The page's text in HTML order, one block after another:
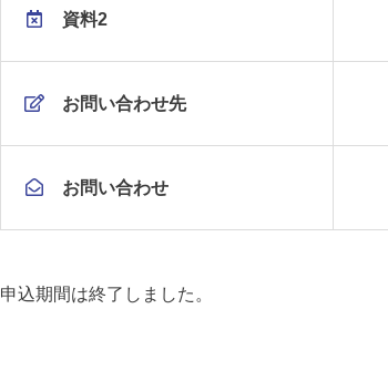
資料2
お問い合わせ先
お問い合わせ
申込期間は終了しました。